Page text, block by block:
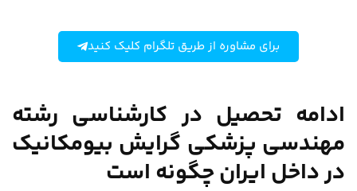
برای مشاوره از طریق تلگرام کلیک کنید
ادامه تحصیل در کارشناسی رشته
مهندسی پزشکی گرایش بیومکانیک
در داخل ایران چگونه است